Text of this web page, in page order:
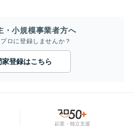
・小規模事業者方へ
ロに登録しませんか？
家登録はこちら
起業・独立支援